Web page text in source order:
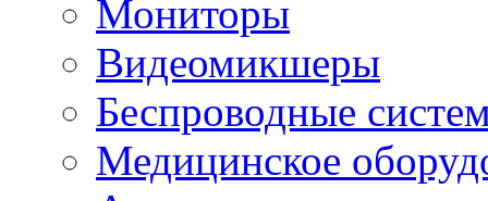
Мониторы
Видеомикшеры
Беспроводные
Медицинское